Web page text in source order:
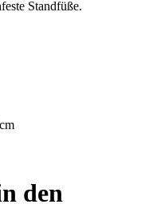
Standfüße.
den